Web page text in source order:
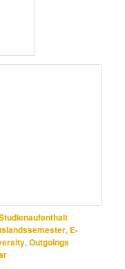
, E-
,Outgoings